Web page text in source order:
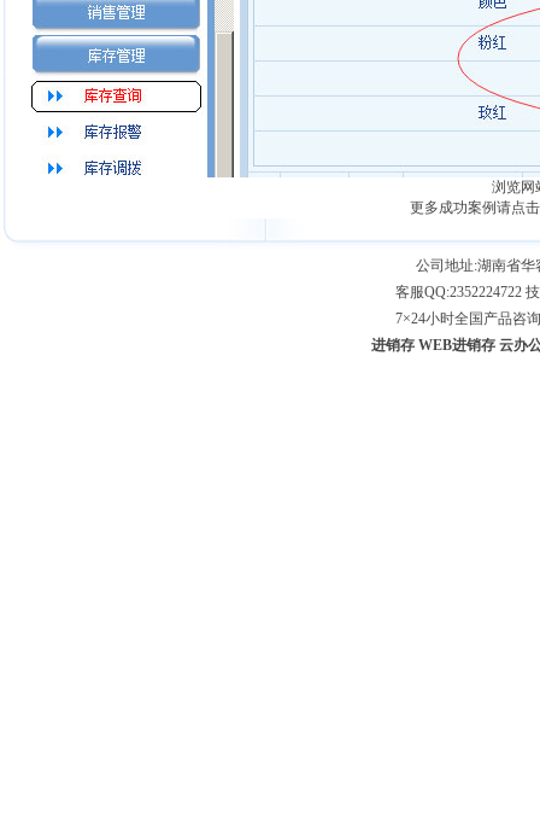
浏览网
更多成功案例请点
公司地址:湖南省
客服QQ:2352224722
7×24小时全国产品咨
进销存 WEB进销存 云办